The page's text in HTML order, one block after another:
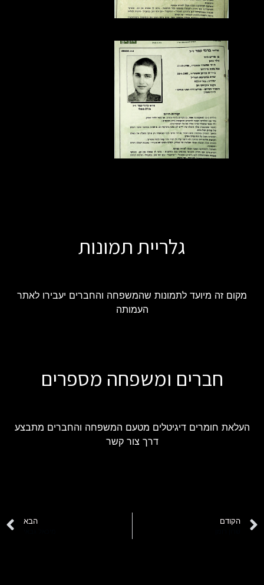
גלריית תמונות
מקום זה מיועד לתמונות שהמשפחה והחברים יעבירו לאתר
העמותה
חברים ומשפחה מספרים
העלאת חומרים דיגיטלים מטעם המשפחה והחברים מתבצע
דרך צור קשר
הקודם הבא